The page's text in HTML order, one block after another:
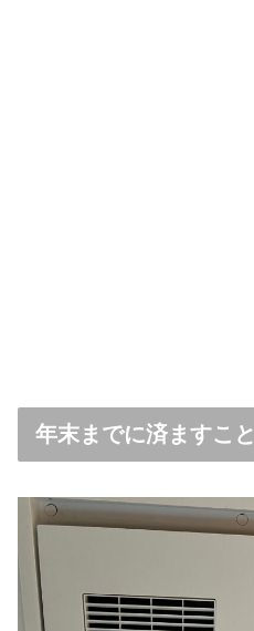
年末までに済ますこと